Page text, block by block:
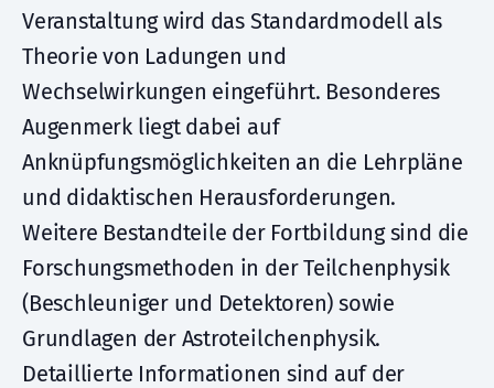
Veranstaltung wird das Standardmodell als
Theorie von Ladungen und
Wechselwirkungen eingeführt. Besonderes
Augenmerk liegt dabei auf
Anknüpfungsmöglichkeiten an die Lehrpläne
und didaktischen Herausforderungen.
Weitere Bestandteile der Fortbildung sind die
Forschungsmethoden in der Teilchenphysik
(Beschleuniger und Detektoren) sowie
Grundlagen der Astroteilchenphysik.
Detaillierte Informationen sind auf der